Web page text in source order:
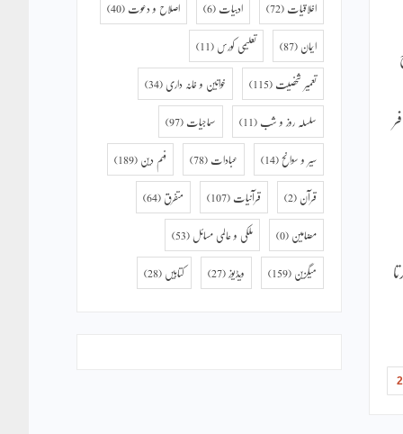
اخلاقیات (72) ادبیات (6) اصلاح و دعوت (40)
ایمان (87) تعلیمی کورس (11)
تعمیر شخصیت (115) خواتین و خانہ داری (34)
سلسلہ روز و شب (11) سماجیات (97)
سیر و سوانح(14) عبادات (78) فہم دین (189)
قرآن (2) قرآنیات (107) متفرق (64)
مضامین (0) ملکی و عالمی مسائل (53)
میگزین (159) ویڈیوز (27) کتابیں (28)